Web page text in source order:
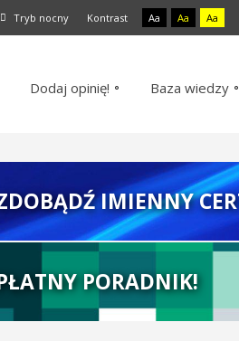
Tryb nocny Kontrast Aa Aa Aa
Dodaj opinię! Baza wiedzy
IMIENNY
PORADNIK!